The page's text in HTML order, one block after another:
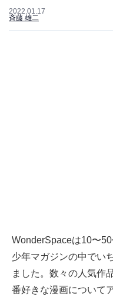
2022.01.17
斉藤 雄二
WonderSpaceは10〜
少年マガジンの中でい
ました。数々の人気作
番好きな漫画について